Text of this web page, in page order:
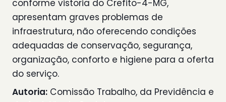
conforme vistoria do Crefito-4-MG,
apresentam graves problemas de
infraestrutura, não oferecendo condições
adequadas de conservação, segurança,
organização, conforto e higiene para a oferta
do serviço.
Autoria: Comissão Trabalho, da Previdência e